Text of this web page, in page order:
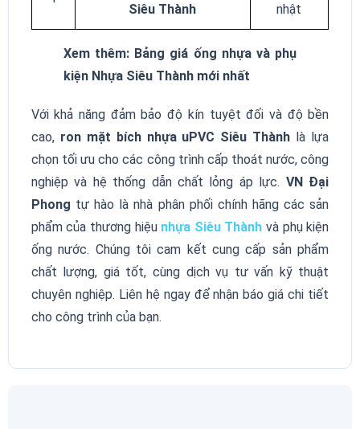
Siêu Thành
nhật
Xem thêm: Bảng giá ống nhựa và phụ
kiện Nhựa Siêu Thành mới nhất
Với khả năng đảm bảo độ kín tuyệt đối và độ bền
cao, ron mặt bích nhựa uPVC Siêu Thành là lựa
chọn tối ưu cho các công trình cấp thoát nước, công
nghiệp và hệ thống dẫn chất lỏng áp lực. VN Đại
Phong tự hào là nhà phân phối chính hãng các sản
phẩm của thương hiệu nhựa Siêu Thành và phụ kiện
ống nước. Chúng tôi cam kết cung cấp sản phẩm
chất lượng, giá tốt, cùng dịch vụ tư vấn kỹ thuật
chuyên nghiệp. Liên hệ ngay để nhận báo giá chi tiết
cho công trình của bạn.